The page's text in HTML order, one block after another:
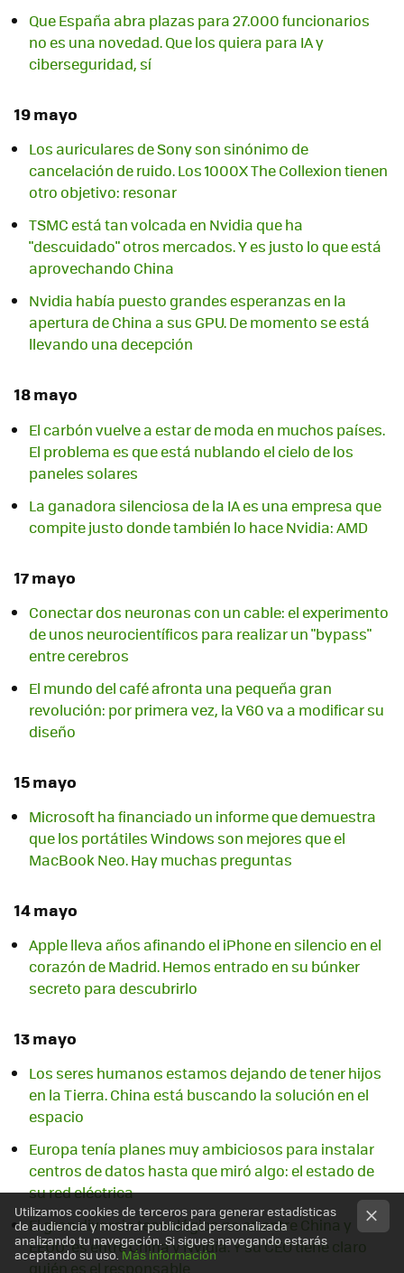
Que España abra plazas para 27.000 funcionarios
no es una novedad. Que los quiera para IA y
ciberseguridad, sí
19 mayo
Los auriculares de Sony son sinónimo de
cancelación de ruido. Los 1000X The Collexion tienen
otro objetivo: resonar
TSMC está tan volcada en Nvidia que ha
"descuidado" otros mercados. Y es justo lo que está
aprovechando China
Nvidia había puesto grandes esperanzas en la
apertura de China a sus GPU. De momento se está
llevando una decepción
18 mayo
El carbón vuelve a estar de moda en muchos países.
El problema es que está nublando el cielo de los
paneles solares
La ganadora silenciosa de la IA es una empresa que
compite justo donde también lo hace Nvidia: AMD
17 mayo
Conectar dos neuronas con un cable: el experimento
de unos neurocientíficos para realizar un "bypass"
entre cerebros
El mundo del café afronta una pequeña gran
revolución: por primera vez, la V60 va a modificar su
diseño
15 mayo
Microsoft ha financiado un informe que demuestra
que los portátiles Windows son mejores que el
MacBook Neo. Hay muchas preguntas
14 mayo
Apple lleva años afinando el iPhone en silencio en el
corazón de Madrid. Hemos entrado en su búnker
secreto para descubrirlo
13 mayo
Los seres humanos estamos dejando de tener hijos
en la Tierra. China está buscando la solución en el
espacio
Europa tenía planes muy ambiciosos para instalar
centros de datos hasta que miró algo: el estado de
su red eléctrica
El gran divorcio tecnológico no es entre China y
EEUU: es entre China y Nvidia. Y su CEO tiene claro
quién es el responsable
Utilizamos cookies de terceros para generar estadísticas
de audiencia y mostrar publicidad personalizada
analizando tu navegación. Si sigues navegando estarás
aceptando su uso.Más información